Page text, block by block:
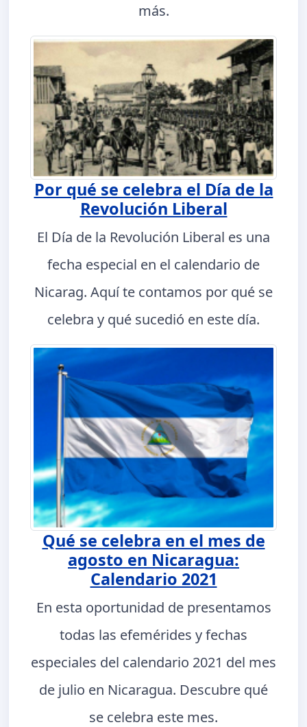
más.
Por qué se celebra el Día de la
Revolución Liberal
El Día de la Revolución Liberal es una
fecha especial en el calendario de
Nicarag. Aquí te contamos por qué se
celebra y qué sucedió en este día.
Qué se celebra en el mes de
agosto en Nicaragua:
Calendario 2021
En esta oportunidad de presentamos
todas las efemérides y fechas
especiales del calendario 2021 del mes
de julio en Nicaragua. Descubre qué
se celebra este mes.